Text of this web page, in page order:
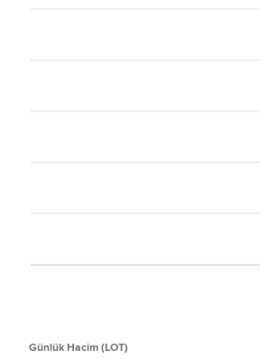
Günlük Hacim (LOT)